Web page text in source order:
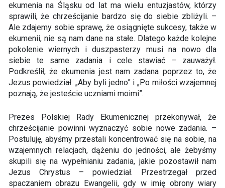
ekumenia na Śląsku od lat ma wielu entuzjastów, którzy
sprawili, że chrześcijanie bardzo się do siebie zbliżyli. –
Ale zdajemy sobie sprawę, że osiągnięte sukcesy, także w
ekumenii, nie są nam dane na stałe. Dlatego każde kolejne
pokolenie wiernych i duszpasterzy musi na nowo dla
siebie te same zadania i cele stawiać – zauważył.
Podkreślił, że ekumenia jest nam zadana poprzez to, że
Jezus powiedział: „Aby byli jedno” i „Po miłości wzajemnej
poznają, że jesteście uczniami moimi”.
Prezes Polskiej Rady Ekumenicznej przekonywał, że
chrześcijanie powinni wyznaczyć sobie nowe zadania. –
Postuluję, abyśmy przestali koncentrować się na sobie, na
wzajemnych relacjach, dążeniu do jedności, ale żebyśmy
skupili się na wypełnianiu zadania, jakie pozostawił nam
Jezus Chrystus – powiedział. Przestrzegał przed
spaczaniem obrazu Ewangelii, gdy w imię obrony wiary